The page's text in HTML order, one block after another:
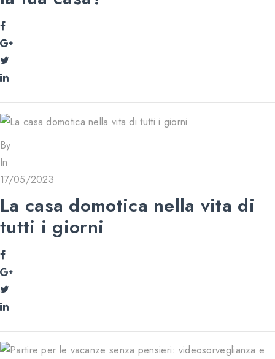
By
In
17/05/2023
La casa domotica nella vita di
tutti i giorni